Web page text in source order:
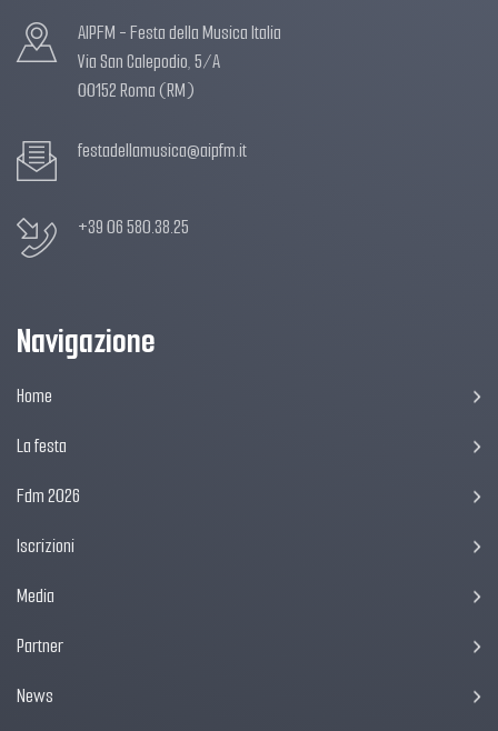
AIPFM - Festa della Musica Italia
Via San Calepodio, 5/A
00152 Roma (RM)
festadellamusica@aipfm.it
+39 06 580.38.25
Navigazione
Home
La festa
Fdm 2026
Iscrizioni
Media
Partner
News